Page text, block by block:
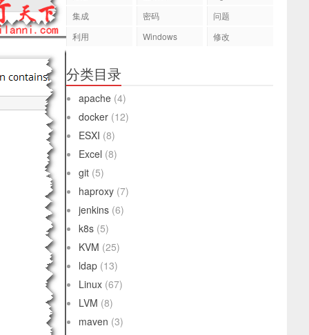
集成
密码
问题
利用
Windows 修改
分类目录
apache (4)
docker (12)
ESXI (8)
Excel (8)
git (5)
haproxy (7)
jenkins (6)
k8s (5)
KVM (25)
ldap (13)
Linux (67)
LVM (8)
maven (3)